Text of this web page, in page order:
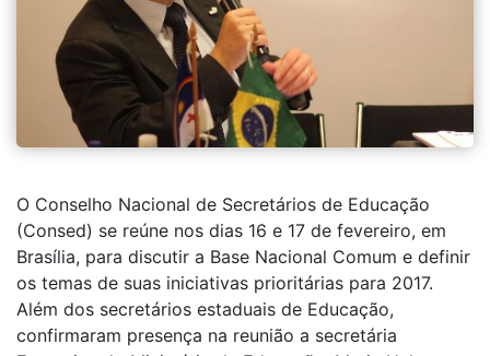
O Conselho Nacional de Secretários de Educação
(Consed) se reúne nos dias 16 e 17 de fevereiro, em
Brasília, para discutir a Base Nacional Comum e definir
os temas de suas iniciativas prioritárias para 2017.
Além dos secretários estaduais de Educação,
confirmaram presença na reunião a secretária